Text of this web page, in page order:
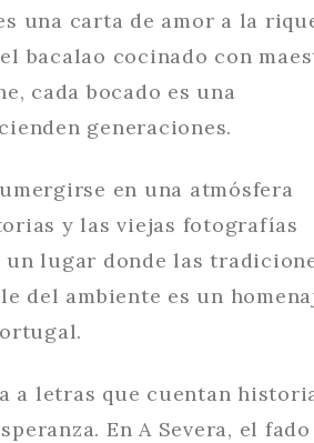
una carta de amor a la
bacalao cocinado con
cada bocado es una
generaciones.
en una atmósfera
y las viejas fotografías
un lugar donde las
del ambiente es un
a letras que cuentan
En A Severa, el fado